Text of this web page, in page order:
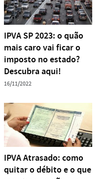
IPVA SP 2023: o quão
mais caro vai ficar o
imposto no estado?
Descubra aqui!
16/11/2022
IPVA Atrasado: como
quitar o débito e o que